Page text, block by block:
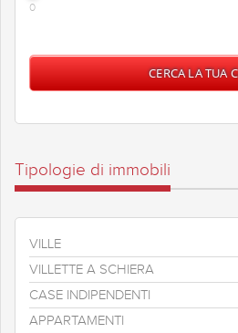
0
Tipologie di immobili
VILLE
VILLETTE A SCHIERA
CASE INDIPENDENTI
APPARTAMENTI